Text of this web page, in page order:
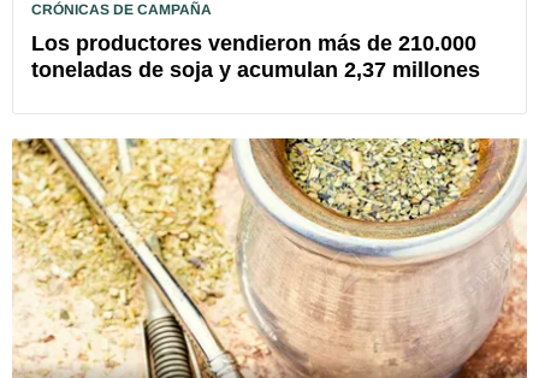
CRÓNICAS DE CAMPAÑA
Los productores vendieron más de 210.000
toneladas de soja y acumulan 2,37 millones